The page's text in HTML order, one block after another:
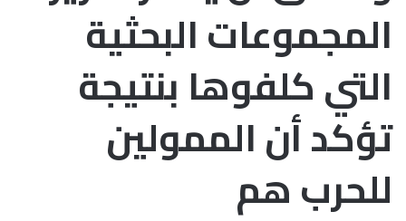
المجموعات البحثية
التي كلفوها بنتيجة
تؤكد أن الممولين
للحرب هم